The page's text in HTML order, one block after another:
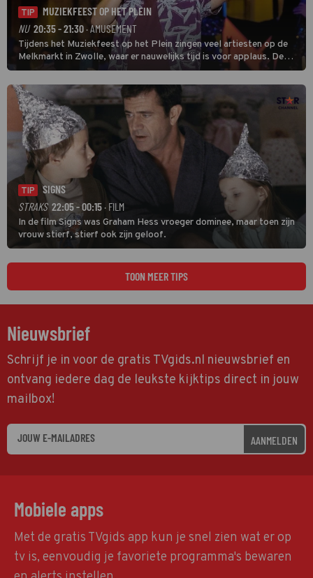
TIP
MUZIEKFEEST OP HET PLEIN
NU 20:35 - 21:30· AMUSEMENT
Tijdens het Muziekfeest op het Plein zingen veel artiesten op de
Melkmarkt in Zwolle, waar er nauwelijks tijd is voor applaus. De
grootste namen zijn André Hazes, Jannes, René Froger en
natuurlijk Rutger van Barneveld met zijn hit Zwoele Zomernachten.
TIP
SIGNS
STRAKS 22:05 - 00:15 · FILM
In de film Signs was Graham Hess vroeger dominee, maar toen zijn
vrouw stierf, stierf ook zijn geloof.
TOON MEER TIPS
Nieuwsbrief
Schrijf je in voor de gratis TVgids.nl nieuwsbrief en
ontvang iedere dag de leukste kijktips direct in jouw
mailbox!
AANMELDEN
Mobiele apps
Met de gratis TVgids app kun je snel zien wat er op
tv is, eenvoudig je favoriete programma's bewaren